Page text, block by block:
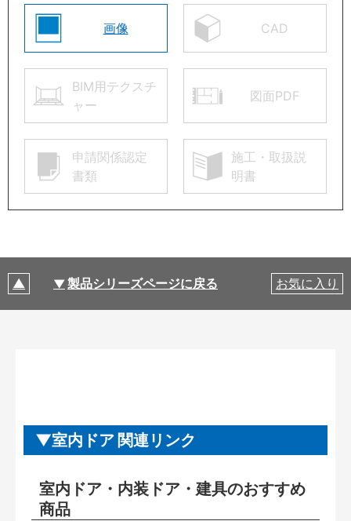
画像 CAD
BIM用テクスチ
ャー
図面PDF
申請関係認定
書類
施工・取扱説
明書
製品シリーズページに戻る お気に入り
室内ドア 関連リンク
室内ドア・内装ドア・建具のおすすめ
商品